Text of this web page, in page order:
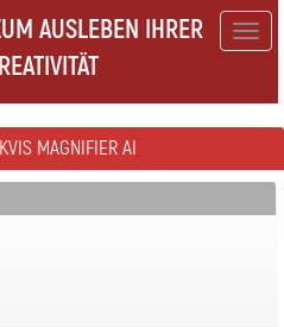
AUSLEBEN IHRER
MAGNIFIER AI